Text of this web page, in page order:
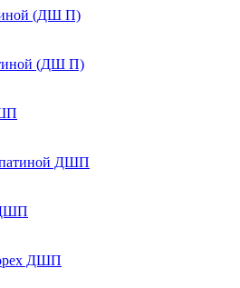
(ДШ П)
(ДШ П)
ДШП
ДШП